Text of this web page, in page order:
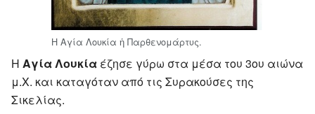
Η Αγία Λουκία ἡ Παρθενομάρτυς.
Η Αγία Λουκία έζησε γύρω στα μέσα του 3ου αιώνα
μ.Χ. και καταγόταν από τις Συρακούσες της
Σικελίας.